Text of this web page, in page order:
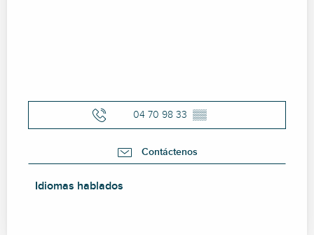
04 70 98 33 ▒▒
Contáctenos
Idiomas hablados
Idiomas hablados